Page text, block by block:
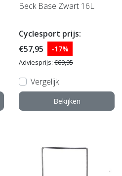
Beck Base Zwart 16L
Cyclesport prijs:
€57,95
-17%
Adviesprijs: €69,95
Vergelijk
Bekijken